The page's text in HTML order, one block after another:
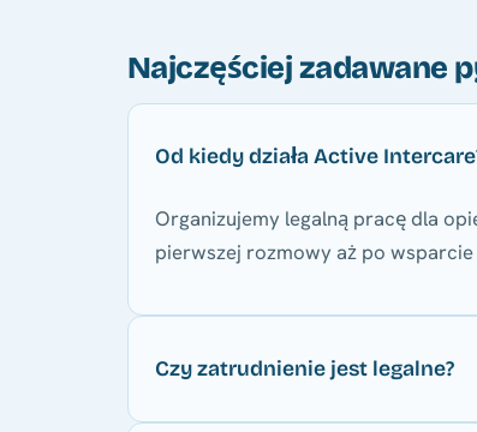
Najczęściej zadawane
Od kiedy działa Active
Organizujemy legalną pracę dla
pierwszej rozmowy aż po
Czy zatrudnienie jest legalne?